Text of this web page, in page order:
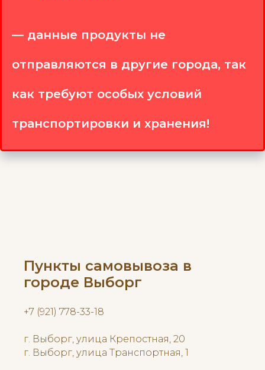
— данные продукты не
отправляются в другие города, так
как требуют особых условий
транспортировки и хранения!
Пункты самовывоза в
городе Выборг
+7 (921) 778-33-18
г. Выборг, улица Крепостная, 20
г. Выборг, улица Транспортная, 1